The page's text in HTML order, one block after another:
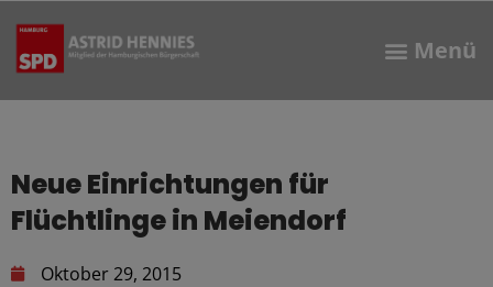
Neue Einrichtungen für
Flüchtlinge in Meiendorf
Oktober 29, 2015